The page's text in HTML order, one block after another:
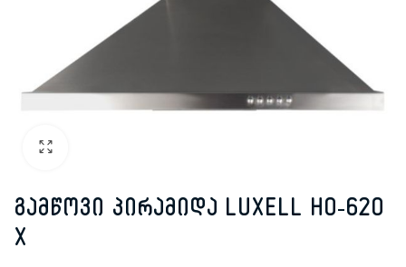
გამწოვი პირამიდა LUXELL HO-620
X